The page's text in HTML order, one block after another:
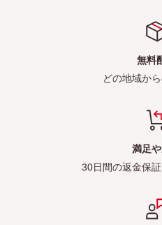
無料
どの地域か
満足
30日間の返金保